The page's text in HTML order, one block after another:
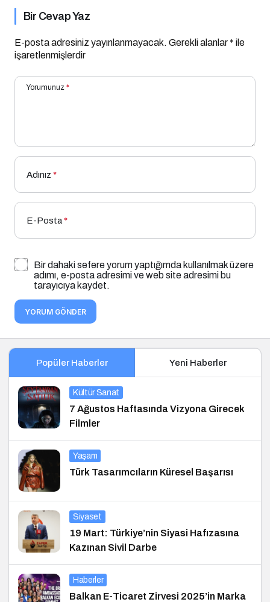
Bir Cevap Yaz
E-posta adresiniz yayınlanmayacak. Gerekli alanlar* ile
işaretlenmişlerdir
Yorumunuz *
Adınız *
E-Posta*
Bir dahaki sefere yorum yaptığımda kullanılmak üzere
adımı, e-posta adresimi ve web site adresimi bu
tarayıcıya kaydet.
YORUM GÖNDER
Popüler Haberler Yeni Haberler
Kültür Sanat
7 Ağustos Haftasında Vizyona Girecek
Filmler
Yaşam
Türk Tasarımcıların Küresel Başarısı
Siyaset
19 Mart: Türkiye’nin Siyasi Hafızasına
Kazınan Sivil Darbe
Haberler
Balkan E-Ticaret Zirvesi 2025’in Marka